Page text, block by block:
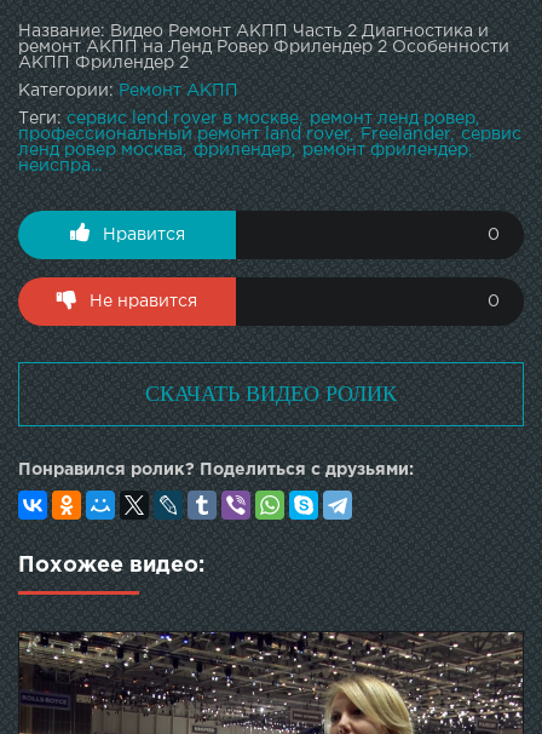
Название: Видео Ремонт АКПП Часть 2 Диагностика и
ремонт АКПП на Ленд Ровер Фрилендер 2 Особенности
АКПП Фрилендер 2
Категории:Ремонт АКПП
Теги:сервис lend rover в москве
ремонт ленд ровер
профессиональный ремонт land rover
Freelander
сервис
ленд ровер москва
фрилендер
ремонт фрилендер
неиспра...
Нравится 0
Не нравится 0
СКАЧАТЬ ВИДЕО РОЛИК
Понравился ролик? Поделиться с друзьями:
Похожее видео: